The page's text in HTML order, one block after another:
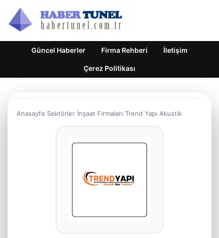
Güncel Haberler Firma Rehberi İletişim
Çerez Politikası
Anasayfa Sektörler İnşaat Firmaları Trend Yapı Akustik